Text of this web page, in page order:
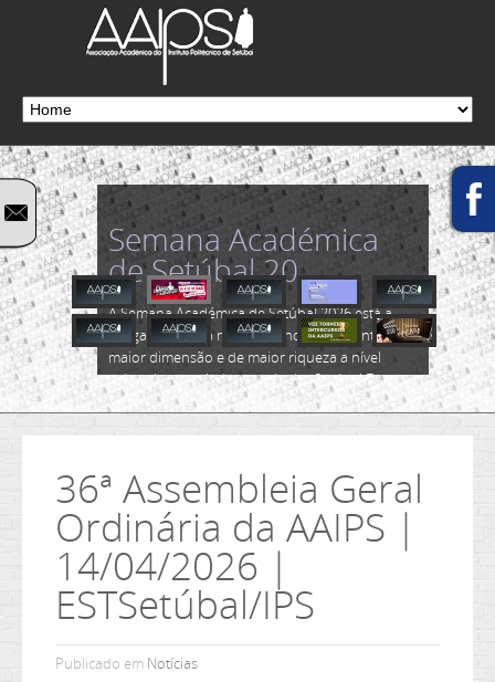
Semana Académica
de Setúbal 20...
A Semana Académica de Setúbal 2026 está a
chegar! Marca já na tua agenda! É o evento de
maior dimensão e de maior riqueza a nível
cultural e académico do distrito Sadino! Esta
28.ª edição realiza-se de 26 a 31...
36ª Assembleia Geral
Ordinária da AAIPS |
14/04/2026 |
ESTSetúbal/IPS
Publicado em Notícias